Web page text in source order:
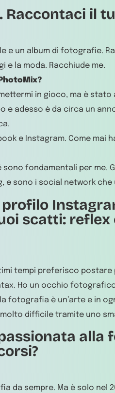
Raccontaci il
e un album di fotografie.
e la moda. Racchiude me.
in gioco, ma è
e adesso è da circa un
e Instagram. Come mai
fondamentali per me.
e sono i social network
scatti: reflex
tempi preferisco
Ho un occhio
fotografia è un’arte e in
difficile tramite uno
alla
da sempre. Ma è solo nel